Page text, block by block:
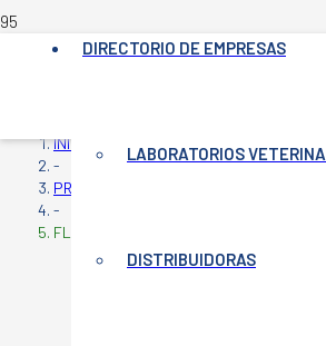
DIRECTORIO DE EMPRESAS
LABORATORIOS
DISTRIBUIDORAS
INICIO
-
PRODUCTOS VETERINARIOS
-
FLUMEXINE